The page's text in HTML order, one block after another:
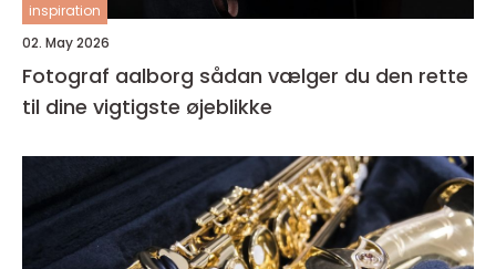
inspiration
02. May 2026
Fotograf aalborg sådan vælger du den rette
til dine vigtigste øjeblikke